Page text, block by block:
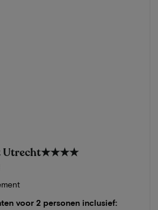
Utrecht★★★★
voor 2 personen inclusief: